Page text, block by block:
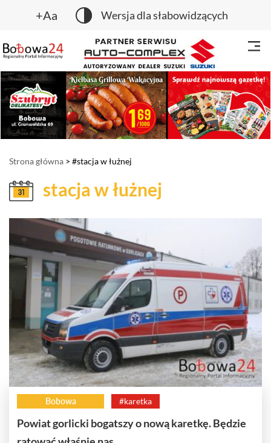
+Aa Wersja dla słabowidzących
Strona główna > #stacja w łużnej
stacja w łużnej
Bobowa #karetka
Powiat gorlicki bogatszy o nową karetkę. Będzie